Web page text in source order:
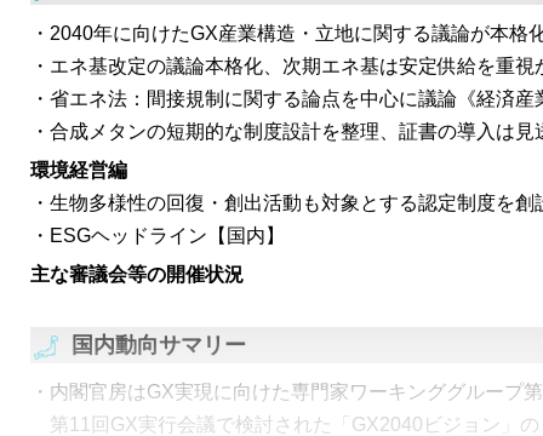
2040年に向けたGX産業構造・立地に関する議論が本格
エネ基改定の議論本格化、次期エネ基は安定供給を重視
省エネ法：間接規制に関する論点を中心に議論《経済産
合成メタンの短期的な制度設計を整理、証書の導入は見
環境経営編
生物多様性の回復・創出活動も対象とする認定制度を創
ESGヘッドライン【国内】
主な審議会等の開催状況
国内動向サマリー
内閣官房はGX実現に向けた専門家ワーキンググループ
第11回GX実行会議で検討された「GX2040ビジョン」